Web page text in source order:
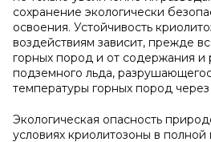
сохранение экологически
освоения. Устойчивость
воздействиям зависит, прежде
горных пород и от содержания и
подземного льда,
температуры горных пород через
Экологическая опасность
условиях криолитозоны в